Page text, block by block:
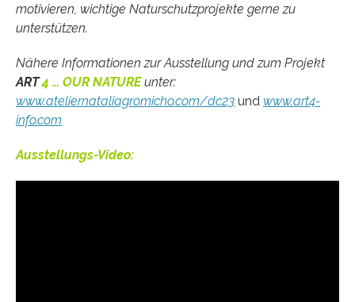
motivieren, wichtige Naturschutzprojekte gerne zu
unterstützen.
Nähere Informationen zur Ausstellung und zum Projekt
ART4 … OUR NATUREunter:
www.ateliernataliagromicho.com/dc23 und www.art4-
info.com
Ausstellungs-Video: